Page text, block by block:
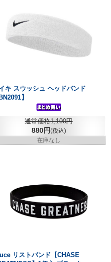
キ スウッシュ ヘッドバンド
】
通常価格1,100円
880円(税込)
在庫なし
リストバンド【CHASE